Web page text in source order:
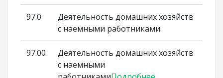
97.0
Деятельность домашних хозяйств
с наемными работниками
97.00
Деятельность домашних хозяйств
с наемными